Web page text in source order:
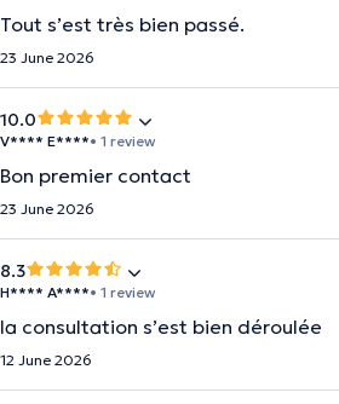
Tout s’est très bien passé.
23 June 2026
10.0
V**** E****• 1 review
Bon premier contact
23 June 2026
8.3
H**** A****• 1 review
la consultation s’est bien déroulée
12 June 2026